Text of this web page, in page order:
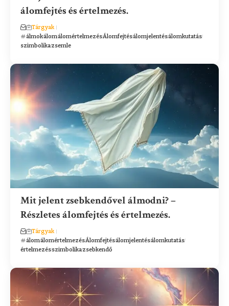
álomfejtés és értelmezés.
Tárgyak
álmokálomálomértelmezésÁlomfejtésálomjelentésálomkutatás
szimbolikazsemle
Mit jelent zsebkendővel álmodni? –
Részletes álomfejtés és értelmezés.
Tárgyak
álomálomértelmezésÁlomfejtésálomjelentésálomkutatás
értelmezésszimbolikazsebkendő